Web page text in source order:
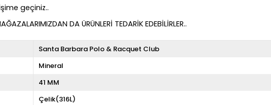
geçiniz..
DA ÜRÜNLERİ TEDARİK EDEBİLİRLER..
Santa Barbara Polo & Racquet Club
Mineral
41 MM
Çelik(316L)